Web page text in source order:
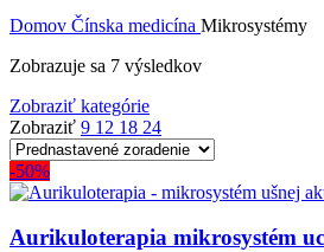
Domov Čínska medicína Mikrosystémy
Zobrazuje sa 7 výsledkov
Zobraziť kategórie
Zobraziť 9 12 18 24
-50%
Aurikuloterapia mikrosystém